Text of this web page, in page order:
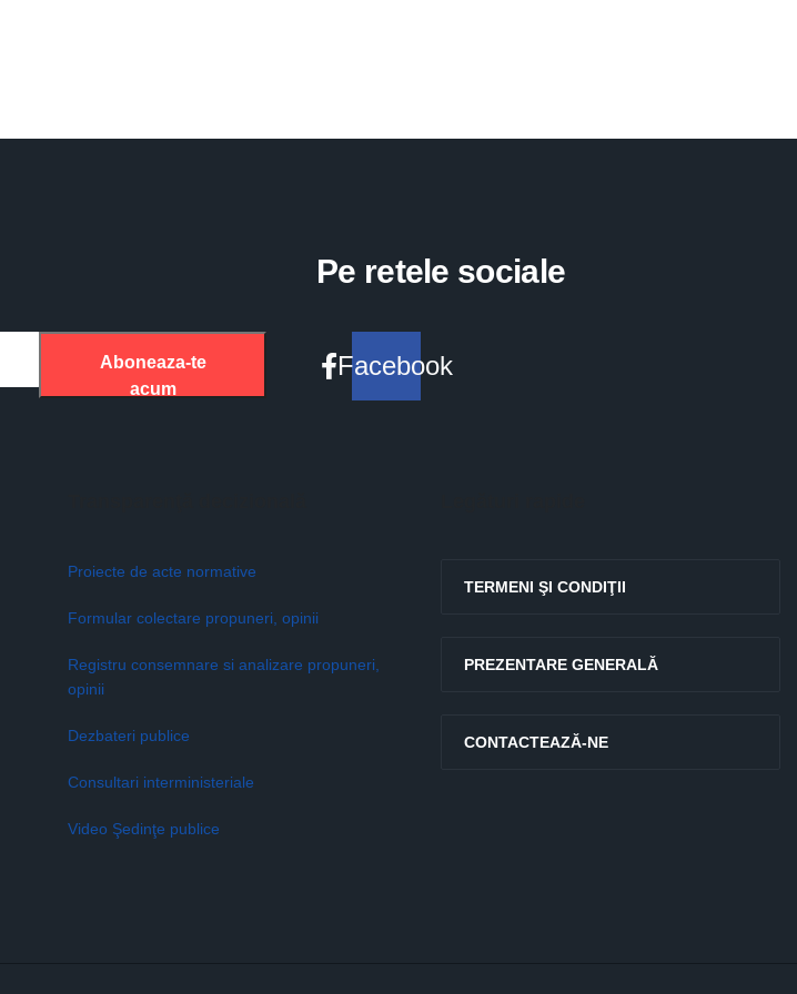
Aboneaza-te
acum
Pe retele sociale
Facebook
Proiecte de acte normative
Formular colectare propuneri, opinii
Registru consemnare si analizare propuneri,
opinii
Dezbateri publice
Consultari interministeriale
Video Şedinţe publice
TERMENI ŞI CONDIŢII
PREZENTARE GENERALĂ
CONTACTEAZĂ-NE